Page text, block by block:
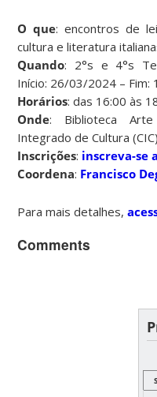
O que: encontros de
cultura e literatura
Quando: 2°s e 4°s
Início: 26/03/2024 – Fim:
Horários: das 16:00 às
Onde: Biblioteca
Integrado de Cultura
Inscrições: inscreva-se
Coordena: Francisco
Para mais detalhes,
Comments
S